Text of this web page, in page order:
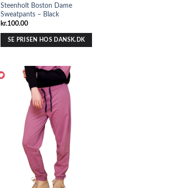
Steenholt Boston Dame
Sweatpants – Black
kr.100.00
SE PRISEN HOS DANSK.DK